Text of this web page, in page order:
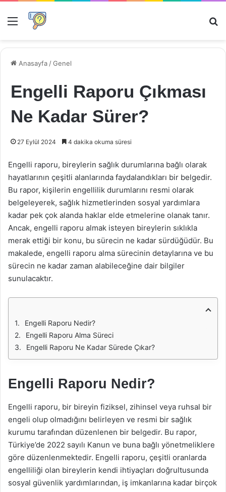
Menü
Anasayfa /Genel
Engelli Raporu Çıkması
Ne Kadar Sürer?
27 Eylül 2024 4 dakika okuma süresi
Engelli raporu, bireylerin sağlık durumlarına bağlı olarak
hayatlarının çeşitli alanlarında faydalandıkları bir belgedir.
Bu rapor, kişilerin engellilik durumlarını resmi olarak
belgeleyerek, sağlık hizmetlerinden sosyal yardımlara
kadar pek çok alanda haklar elde etmelerine olanak tanır.
Ancak, engelli raporu almak isteyen bireylerin sıklıkla
merak ettiği bir konu, bu sürecin ne kadar sürdüğüdür. Bu
makalede, engelli raporu alma sürecinin detaylarına ve bu
sürecin ne kadar zaman alabileceğine dair bilgiler
sunulacaktır.
Engelli Raporu Nedir?
Engelli Raporu Alma Süreci
Engelli Raporu Ne Kadar Sürede Çıkar?
Engelli Raporu Nedir?
Engelli raporu, bir bireyin fiziksel, zihinsel veya ruhsal bir
engeli olup olmadığını belirleyen ve resmi bir sağlık
kurumu tarafından düzenlenen bir belgedir. Bu rapor,
Türkiye’de 2022 sayılı Kanun ve buna bağlı yönetmeliklere
göre düzenlenmektedir. Engelli raporu, çeşitli oranlarda
engelliliği olan bireylerin kendi ihtiyaçları doğrultusunda
sosyal güvenlik yardımlarından, iş imkanlarına kadar birçok